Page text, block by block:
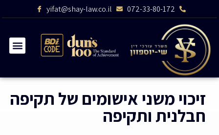
072-33-80-172
yifat@shay-law.co.il
זיכוי משני אישומים של תקיפה
חבלנית ותקיפה